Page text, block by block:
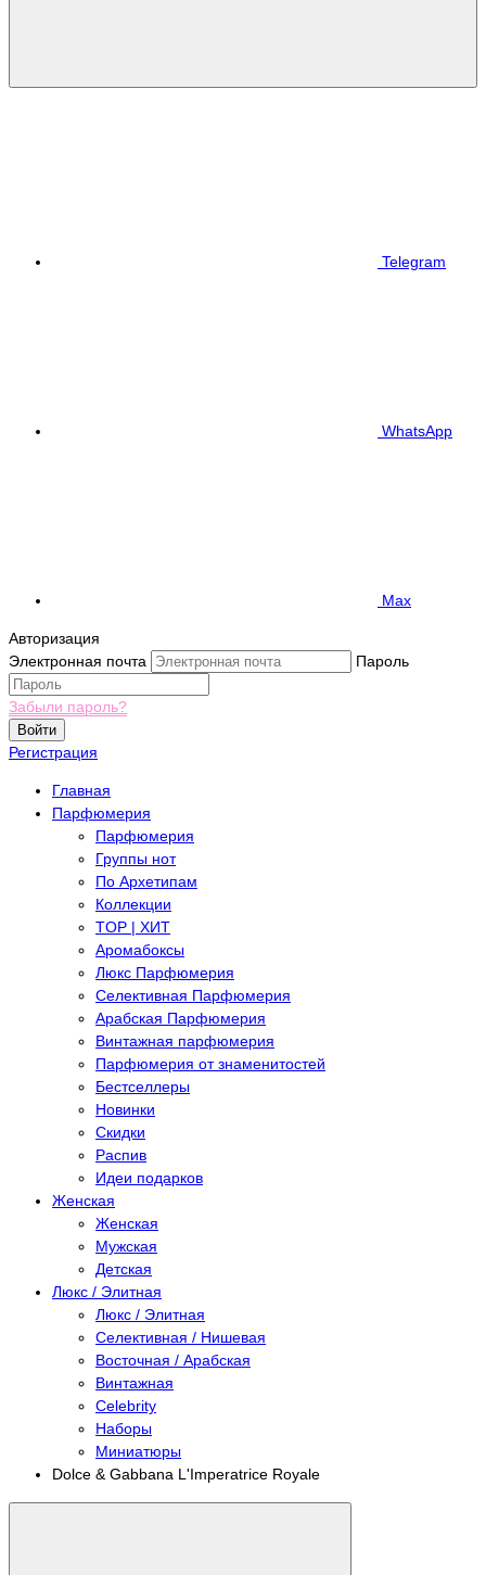
Telegram
WhatsApp
Max
Авторизация
Электронная почта
Пароль
Забыли пароль?
Войти
Регистрация
Главная
Парфюмерия
Парфюмерия
Группы нот
По Архетипам
Коллекции
TOP | ХИТ
Аромабоксы
Люкс Парфюмерия
Селективная Парфюмерия
Арабская Парфюмерия
Винтажная парфюмерия
Парфюмерия от знаменитостей
Бестселлеры
Новинки
Скидки
Распив
Идеи подарков
Женская
Женская
Мужская
Детская
Люкс / Элитная
Люкс / Элитная
Селективная / Нишевая
Восточная / Арабская
Винтажная
Celebrity
Наборы
Миниатюры
Dolce & Gabbana L'Imperatrice Royale